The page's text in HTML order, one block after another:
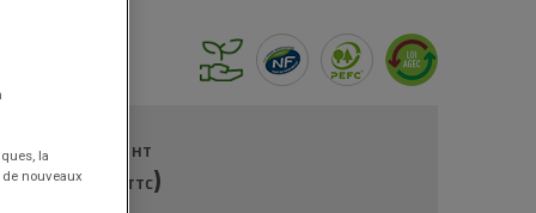
289.00€ HT
(346.80€ TTC)
la
nouveaux